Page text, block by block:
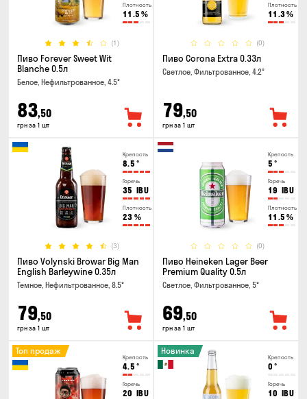
Плотность
11.5 %
(1)
Пиво Forever Sweet Wit
Blanche 0.5л
Белое, Нефильтрованное, 4.5°
83,50
грн за 1 шт
Плотность
11.3%
(0)
Пиво Corona Extra 0.33л
Светлое, Фильтрованное, 4.2°
79,50
грн за 1 шт
Крепость
8.5 °
Горечь
35 IBU
Плотность
23 %
(3)
Пиво Volynski Browar Big Man
English Barleywine 0.35л
Темное, Нефильтрованное, 8.5°
79,50
грн за 1 шт
Крепость
5 °
Горечь
19 IBU
Плотность
11.5 %
(0)
Пиво Heineken Lager Beer
Premium Quality 0.5л
Светлое, Фильтрованное, 5°
69,50
грн за 1 шт
Крепость
4.5 °
Горечь
20 IBU
Топ продаж
Крепость
0 °
Горечь
10 IBU
Новинка